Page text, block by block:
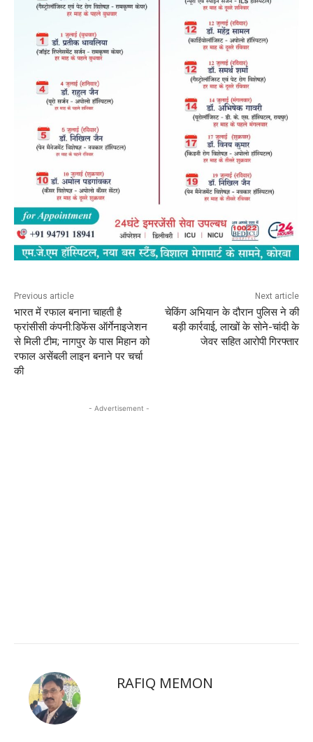
Previous article
भारत में रफाल बनाना चाहती है
फ्रांसीसी कंपनी:डिफेंस ऑर्गेनाइजेशन
से मिली टीम; नागपुर के पास मिहान को
रफाल असेंबली लाइन बनाने पर चर्चा
की
Next article
चेकिंग अभियान के दौरान पुलिस ने की
बड़ी कार्रवाई, लाखों के सोने-चांदी के
जेवर सहित आरोपी गिरफ्तार
- Advertisement -
RAFIQ MEMON